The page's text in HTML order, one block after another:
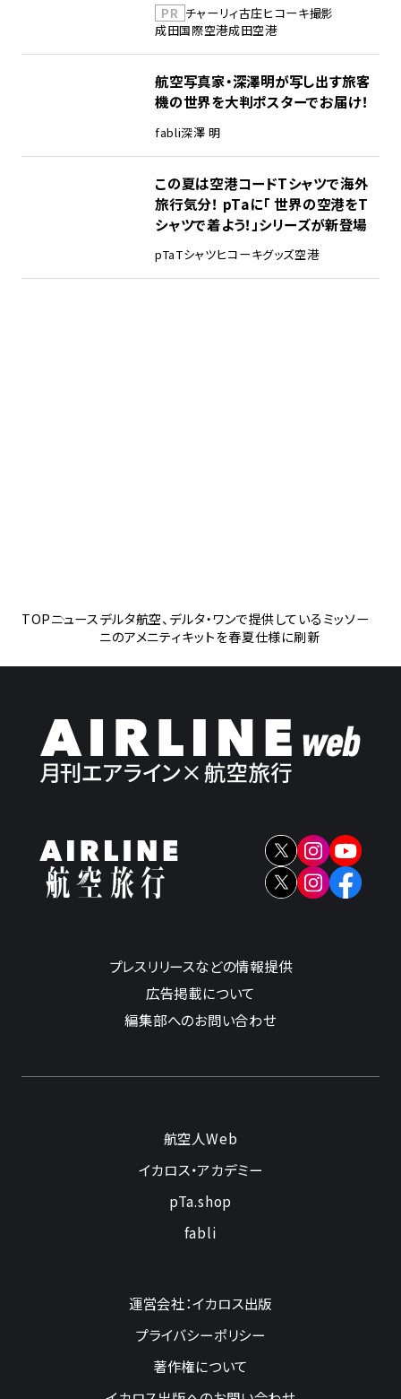
PR チャーリィ古庄ヒコーキ撮影
成田国際空港成田空港
航空写真家・深澤明が写し出す旅客
機の世界を大判ポスターでお届け！
fabli深澤 明
この夏は空港コードTシャツで海外
旅行気分！ pTaに「 世界の空港をT
シャツで着よう！」シリーズが新登場
pTaTシャツヒコーキグッズ空港
TOPニュースデルタ航空、デルタ・ワンで提供しているミッソー
ニのアメニティキットを春夏仕様に刷新
プレスリリースなどの情報提供
広告掲載について
編集部へのお問い合わせ
航空人Web
イカロス・アカデミー
pTa.shop
fabli
運営会社：イカロス出版
プライバシーポリシー
著作権について